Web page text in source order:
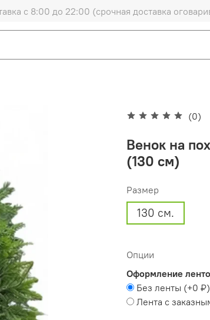
с 8:00 до 22:00 (срочная доставка
(0)
Венок на
(130 см)
Размер
130 см.
Опции
Оформление
Без ленты (+0 ₽)
Лента с